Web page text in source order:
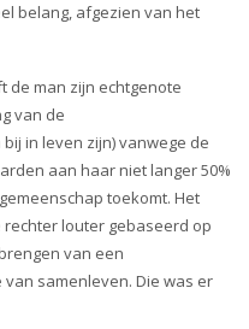
belang, afgezien van het
de man zijn echtgenote
van de
in leven zijn) vanwege de
aan haar niet langer 50%
toekomt. Het
louter gebaseerd op
van een
samenleven. Die was er